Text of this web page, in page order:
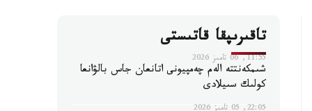
تاقىرىپقا قاتىستى
11:55, 06 تامىز 2026
شىمكەنتتە الەم چەمپيونى اتانعان جاس بالۋانعا
كولىك سىيلادى